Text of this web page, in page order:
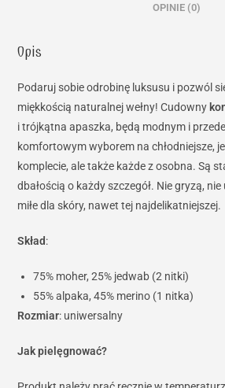
OPINIE (0)
Opis
Podaruj sobie odrobinę luksusu i pozwól
miękkością naturalnej wełny! Cudowny
i trójkątna apaszka, będą modnym i
komfortowym wyborem na chłodniejsze,
komplecie, ale także każde z osobna. Są
dbałością o każdy szczegół. Nie gryzą, nie
miłe dla skóry, nawet tej najdelikatniejszej.
Skład:
75% moher, 25% jedwab (2 nitki)
55% alpaka, 45% merino (1 nitka)
Rozmiar: uniwersalny
Jak pielęgnować?